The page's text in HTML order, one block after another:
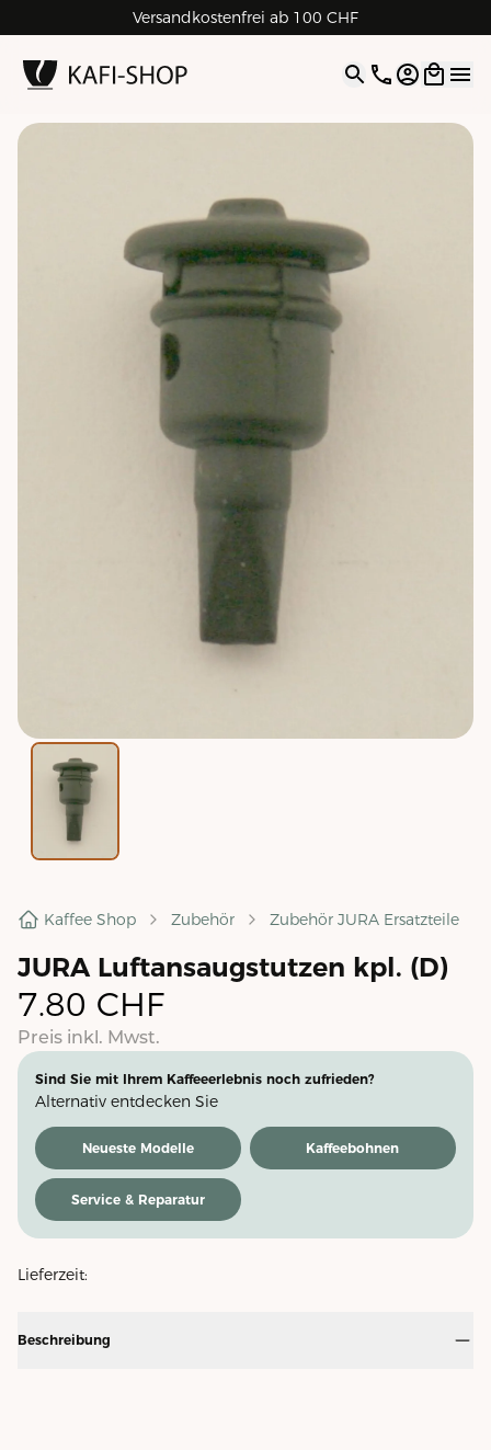
Versandkostenfrei ab 100 CHF
4.9| 5.0 Google
Open
Kaffee Shop Zubehör Zubehör JURA Ersatzteile
JURA Luftansaugstutzen kpl. (D)
7.80 CHF
Preis inkl. Mwst.
Sind Sie mit Ihrem Kaffeeerlebnis noch zufrieden?
Alternativ entdecken Sie
Neueste Modelle Kaffeebohnen
Service & Reparatur
Lieferzeit:
Beschreibung